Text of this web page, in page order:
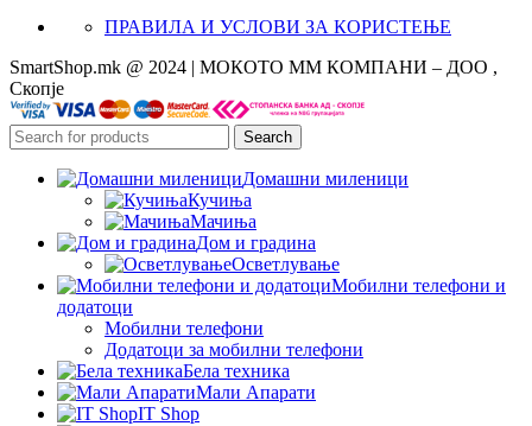
ПРАВИЛА И УСЛОВИ ЗА КОРИСТЕЊЕ
SmartShop.mk @ 2024 | МОКОТО ММ КОМПАНИ – ДОО ,
Скопје
Search
Домашни миленици
Кучиња
Мачиња
Дом и градина
Осветлување
Мобилни телефони и
додатоци
Мобилни телефони
Додатоци за мобилни телефони
Бела техника
Мали Апарати
IT Shop